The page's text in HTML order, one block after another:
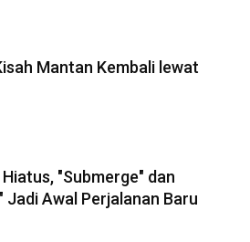
Mantan Kembali lewat
Hiatus, "Submerge" dan
Jadi Awal Perjalanan Baru